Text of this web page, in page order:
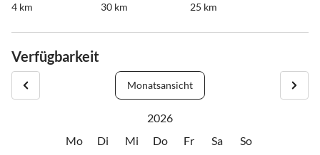
4 km 30 km 25 km
Verfügbarkeit
Monatsansicht
2026
Mo
Di Mi Do Fr Sa So